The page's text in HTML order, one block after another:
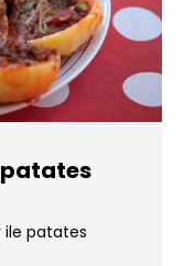
patates
ile patates